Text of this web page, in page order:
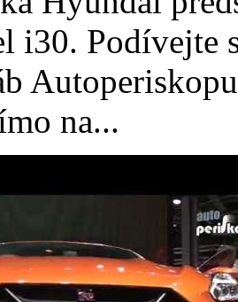
i30. Podívejte
na...